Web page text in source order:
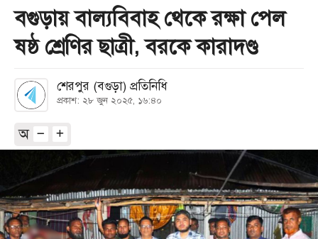
প্রচ্ছদ
সর্বশেষ
সব বিভাগ
আর্কাইভ
কনভার্টার
বগুড়ায় বাল্যবিবাহ থেকে রক্ষা পেল
ষষ্ঠ শ্রেণির ছাত্রী, বরকে কারাদণ্ড
শেরপুর (বগুড়া) প্রতিনিধি
প্রকাশ: ২৮ জুন ২০২৫, ১৬:৪০
অ